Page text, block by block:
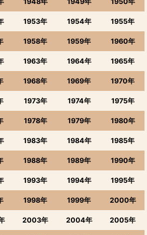
1953年 1954年 1955年
1958年 1959年 1960年
1963年 1964年 1965年
1968年 1969年 1970年
1973年 1974年 1975年
1978年 1979年 1980年
1983年 1984年 1985年
1988年 1989年 1990年
1993年 1994年 1995年
1998年 1999年 2000年
2003年 2004年 2005年